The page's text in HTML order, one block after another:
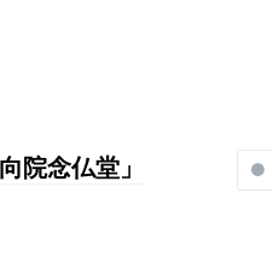
院念仏堂」